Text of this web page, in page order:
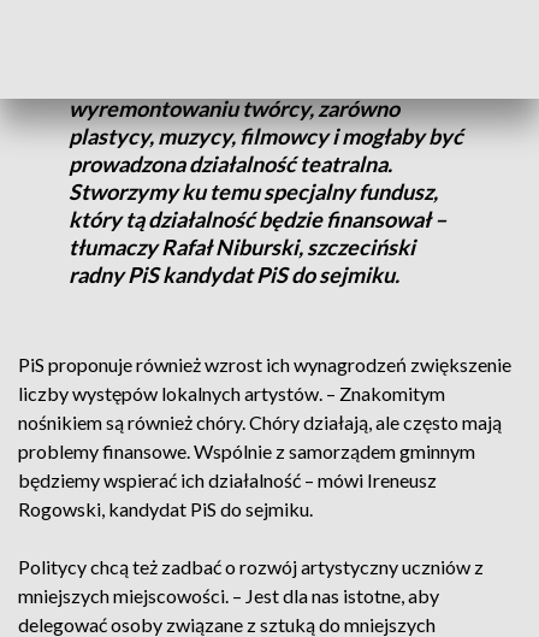
wyremontowaniu twórcy, zarówno
plastycy, muzycy, filmowcy i mogłaby być
prowadzona działalność teatralna.
Stworzymy ku temu specjalny fundusz,
który tą działalność będzie finansował –
tłumaczy Rafał Niburski, szczeciński
radny PiS kandydat PiS do sejmiku.
PiS proponuje również wzrost ich wynagrodzeń zwiększenie
liczby występów lokalnych artystów. – Znakomitym
nośnikiem są również chóry. Chóry działają, ale często mają
problemy finansowe. Wspólnie z samorządem gminnym
będziemy wspierać ich działalność – mówi Ireneusz
Rogowski, kandydat PiS do sejmiku.
Politycy chcą też zadbać o rozwój artystyczny uczniów z
mniejszych miejscowości. – Jest dla nas istotne, aby
delegować osoby związane z sztuką do mniejszych